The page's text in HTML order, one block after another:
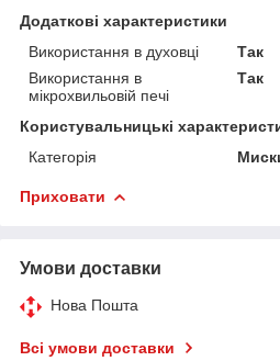
Додаткові характеристики
Використання в духовці
Так
Використання в
мікрохвильовій печі
Так
Користувальницькі
Категорія
Приховати
Умови доставки
Нова Пошта
Всі умови доставки